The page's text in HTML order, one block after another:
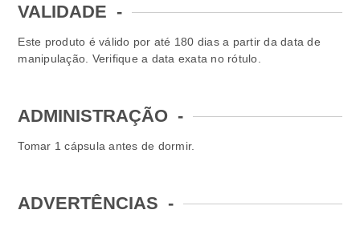
VALIDADE -
Este produto é válido por até 180 dias a partir da data de
manipulação. Verifique a data exata no rótulo.
ADMINISTRAÇÃO -
Tomar 1 cápsula antes de dormir.
ADVERTÊNCIAS -